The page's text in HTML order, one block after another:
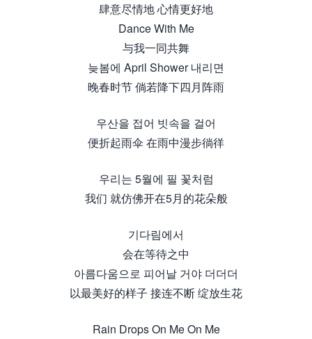
肆意尽情地 心情更好地
Dance With Me
与我一同共舞
늦봄에 April Shower 내리면
晚春时节 倘若降下四月阵雨
우산을 접어 빗속을 걸어
便折起雨伞 在雨中漫步徜徉
우리는 5월에 필 꽃처럼
我们 就仿佛开在5月的花朵般
기다림에서
会在等待之中
아름다움으로 피어날 거야 더더더
以最美好的样子 接连不断 绽放生花
Rain Drops On Me On Me